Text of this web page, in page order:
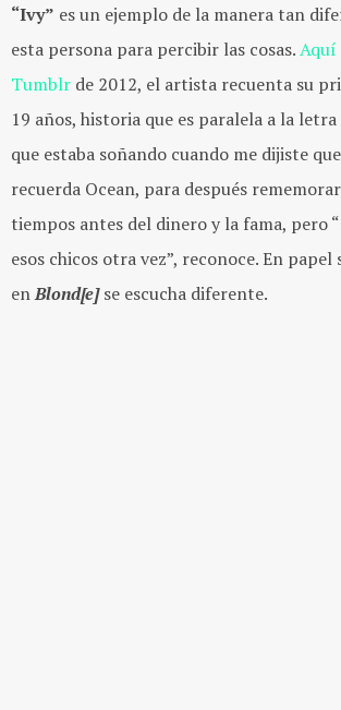
“Ivy” es un ejemplo de la manera tan
esta persona para percibir las cosas.Aquí
Tumblr de 2012, el artista recuenta su
19 años, historia que es paralela a la letra
que estaba soñando cuando me dijiste
recuerda Ocean, para después
tiempos antes del dinero y la fama, pero
esos chicos otra vez”, reconoce. En papel
enBlond[e]se escucha diferente.